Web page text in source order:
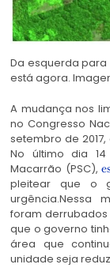
Da esquerda
está agora.
A mudança nos
no Congresso
setembro de
No último dia
Macarrão (PSC),
pleitear que o
urgência.Nessa
foram derrubados
que o governo
área que
unidade seja